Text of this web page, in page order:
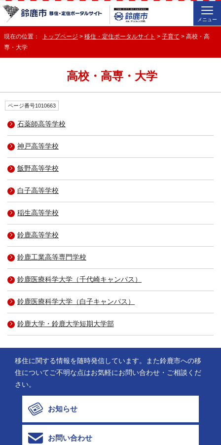
メニュー
現在の位置： トップページ > 移住・定住ポータルサイト > 子育て > 高校・高
専・大学
高校・高専・大学
ページ番号1010663
石薬師高等学校
神戸高等学校
飯野高等学校
白子高等学校
稲生高等学校
鈴鹿高等学校
鈴鹿工業高等専門学校
鈴鹿医療科学大学（千代崎キャンパス）
鈴鹿医療科学大学（白子キャンパス）
鈴鹿大学・鈴鹿大学短期大学部
移住に関する情報を随時発信しています。また鈴鹿市への移
住についてご不明な点はお気軽にお問い合わせ・ご相談くだ
さい。
お知らせ
お問い合わせ